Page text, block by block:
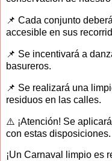
📌 Cada conjunto
accesible en sus
📌 Se incentivará a
basureros.
📌 Se realizará una
residuos en las calles.
⚠️ ¡Atención! Se
con estas disposiciones.
¡Un Carnaval limpio